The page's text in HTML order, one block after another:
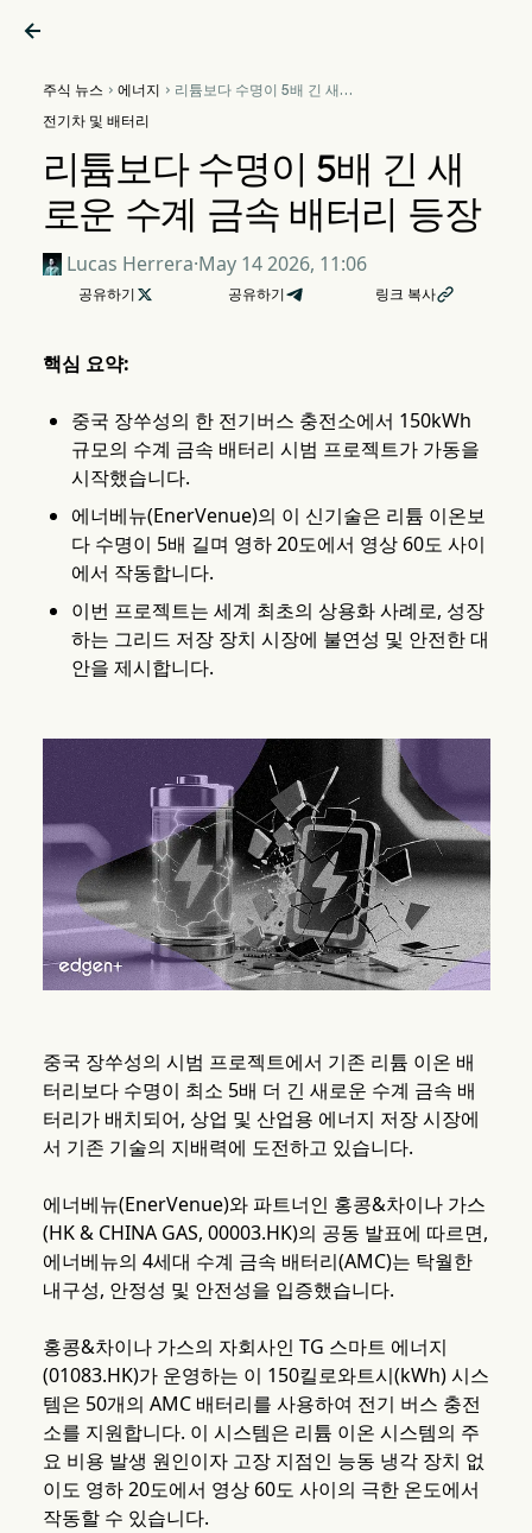

주식 뉴스  에너지  리튬보다 수명이 5배 긴 새로
전기차 및 배터리
리튬보다 수명이 5배 긴 새
로운 수계 금속 배터리 등장
Lucas Herrera·May 14 2026, 11:06
공유하기  공유하기 링크 복사
핵심 요약:
중국 장쑤성의 한 전기버스 충전소에서 150kWh
규모의 수계 금속 배터리 시범 프로젝트가 가동을
시작했습니다.
에너베뉴(EnerVenue)의 이 신기술은 리튬 이온보
다 수명이 5배 길며 영하 20도에서 영상 60도 사이
에서 작동합니다.
이번 프로젝트는 세계 최초의 상용화 사례로, 성장
하는 그리드 저장 장치 시장에 불연성 및 안전한 대
안을 제시합니다.
중국 장쑤성의 시범 프로젝트에서 기존 리튬 이온 배
터리보다 수명이 최소 5배 더 긴 새로운 수계 금속 배
터리가 배치되어, 상업 및 산업용 에너지 저장 시장에
서 기존 기술의 지배력에 도전하고 있습니다.
에너베뉴(EnerVenue)와 파트너인 홍콩&차이나 가스
(HK & CHINA GAS, 00003.HK)의 공동 발표에 따르면,
에너베뉴의 4세대 수계 금속 배터리(AMC)는 탁월한
내구성, 안정성 및 안전성을 입증했습니다.
홍콩&차이나 가스의 자회사인 TG 스마트 에너지
(01083.HK)가 운영하는 이 150킬로와트시(kWh) 시스
템은 50개의 AMC 배터리를 사용하여 전기 버스 충전
소를 지원합니다. 이 시스템은 리튬 이온 시스템의 주
요 비용 발생 원인이자 고장 지점인 능동 냉각 장치 없
이도 영하 20도에서 영상 60도 사이의 극한 온도에서
작동할 수 있습니다.